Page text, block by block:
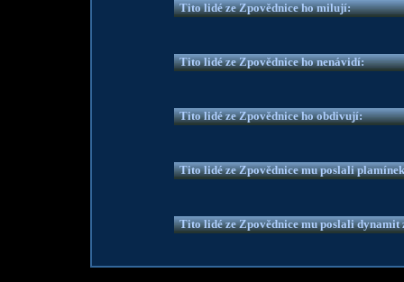
Tito lidé ze Zpovědnice ho milují:
Tito lidé ze Zpovědnice ho nenávidí:
Tito lidé ze Zpovědnice ho obdivují:
Tito lidé ze Zpovědnice mu poslali
Tito lidé ze Zpovědnice mu poslali dynamit